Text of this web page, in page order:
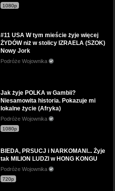
1080p
#11 USA W tym mieście żyje więcej
ŻYDÓW niż w stolicy IZRAELA (SZOK)
Nowy Jork
Podróże Wojownika
Jak żyje POLKA w Gambii?
Niesamowita historia. Pokazuje mi
lokalne życie (Afryka)
Podróże Wojownika
1080p
BIEDA, PRSUCJ i NARKOMANI... Żyje
tak MILION LUDZI w HONG KONGU
Podróże Wojownika
720p